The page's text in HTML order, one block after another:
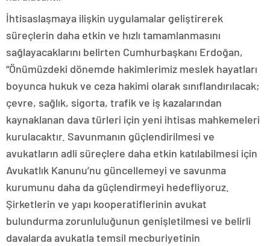
İhtisaslaşmaya ilişkin uygulamalar geliştirerek
süreçlerin daha etkin ve hızlı tamamlanmasını
sağlayacaklarını belirten Cumhurbaşkanı Erdoğan,
“Önümüzdeki dönemde hakimlerimiz meslek hayatları
boyunca hukuk ve ceza hakimi olarak sınıflandırılacak;
çevre, sağlık, sigorta, trafik ve iş kazalarından
kaynaklanan dava türleri için yeni ihtisas mahkemeleri
kurulacaktır. Savunmanın güçlendirilmesi ve
avukatların adli süreçlere daha etkin katılabilmesi için
Avukatlık Kanunu’nu güncellemeyi ve savunma
kurumunu daha da güçlendirmeyi hedefliyoruz.
Şirketlerin ve yapı kooperatiflerinin avukat
bulundurma zorunluluğunun genişletilmesi ve belirli
davalarda avukatla temsil mecburiyetinin